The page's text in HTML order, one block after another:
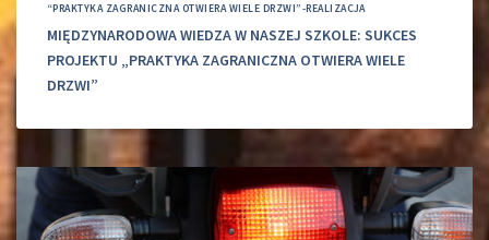
“PRAKTYKA ZAGRANICZNA OTWIERA WIELE DRZWI”-REALIZACJA
MIĘDZYNARODOWA WIEDZA W NASZEJ SZKOLE: SUKCES
PROJEKTU „PRAKTYKA ZAGRANICZNA OTWIERA WIELE
DRZWI”